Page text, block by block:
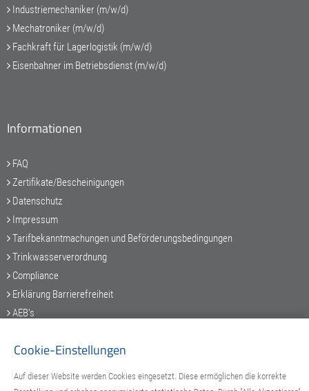
Industriemechaniker (m/w/d)
Mechatroniker (m/w/d)
Fachkraft für Lagerlogistik (m/w/d)
Eisenbahner im Betriebsdienst (m/w/d)
Informationen
FAQ
Zertifikate/Bescheinigungen
Datenschutz
Impressum
Tarifbekanntmachungen und Beförderungsbedingungen
Trinkwasserverordnung
Compliance
Erklärung Barrierefreiheit
AEB's
Service-Hotline
Cookie-Einstellungen
Auf dieser Website werden Cookies eingesetzt. Diese ermöglichen die korrekte